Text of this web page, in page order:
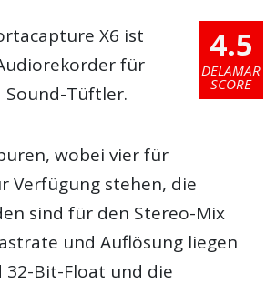
4.5
DELAMAR
SCORE
X6 ist
für
Sound-Tüftler.
wobei vier für
Verfügung stehen, die
sind für den Stereo-Mix
und Auflösung liegen
32-Bit-Float und die